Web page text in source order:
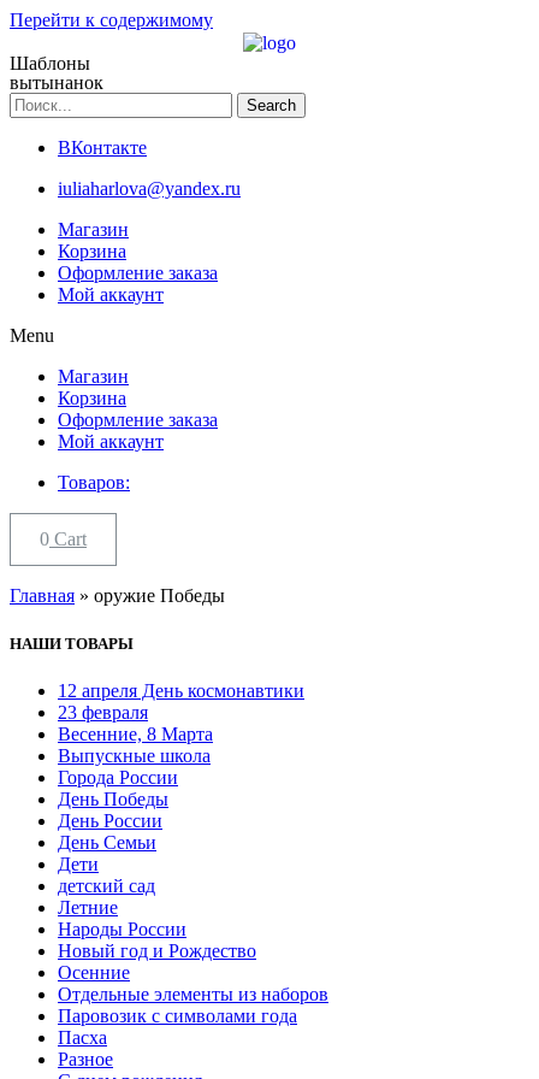
Перейти к содержимому
Шаблоны
вытынанок
Search
ВКонтакте
iuliaharlova@yandex.ru
Магазин
Корзина
Оформление заказа
Мой аккаунт
Menu
Магазин
Корзина
Оформление заказа
Мой аккаунт
Товаров:
0 Cart
Главная » оружие Победы
НАШИ ТОВАРЫ
12 апреля День космонавтики
23 февраля
Весенние, 8 Марта
Выпускные школа
Города России
День Победы
День России
День Семьи
Дети
детский сад
Летние
Народы России
Новый год и Рождество
Осенние
Отдельные элементы из наборов
Паровозик с символами года
Пасха
Разное